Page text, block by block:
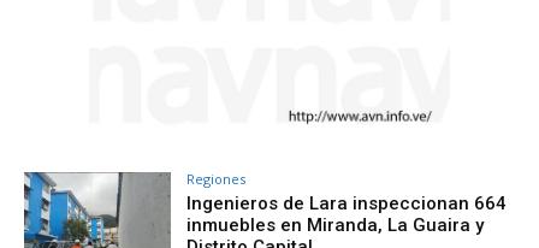
Regiones
Ingenieros de Lara inspeccionan 664
inmuebles en Miranda, La Guaira y